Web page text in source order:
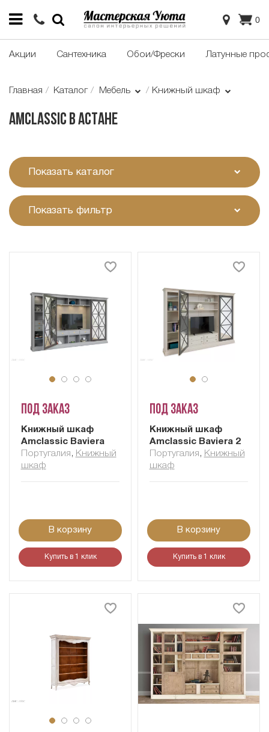
0
Акции Сантехника Обои/Фрески Латунные
Главная Каталог Мебель Книжный шкаф
Amclassic в Астане
Показать каталог
Показать фильтр
Под заказ
Книжный шкаф
Amclassic Baviera
Португалия , Книжный
шкаф
В корзину
Купить в 1 клик
Под заказ
Книжный шкаф
Amclassic Baviera 2
Португалия , Книжный
шкаф
В корзину
Купить в 1 клик